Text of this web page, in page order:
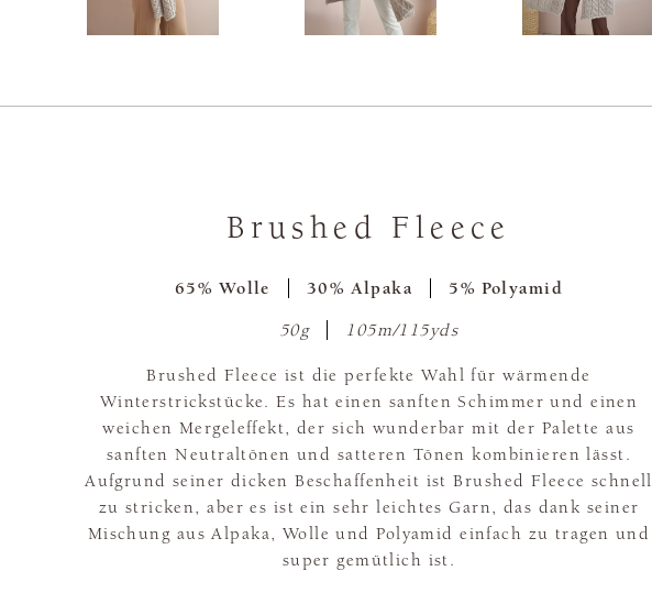
Brushed Fleece
65% Wolle 30% Alpaka 5% Polyamid
50g 105m/115yds
Brushed Fleece ist die perfekte Wahl für wärmende
Winterstrickstücke. Es hat einen sanften Schimmer und einen
weichen Mergeleffekt, der sich wunderbar mit der Palette aus
sanften Neutraltönen und satteren Tönen kombinieren lässt.
Aufgrund seiner dicken Beschaffenheit ist Brushed Fleece schnell
zu stricken, aber es ist ein sehr leichtes Garn, das dank seiner
Mischung aus Alpaka, Wolle und Polyamid einfach zu tragen und
super gemütlich ist.